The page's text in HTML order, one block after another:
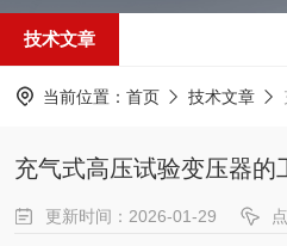
技术文章
当前位置： 首页 技术文章
充气式高压试验变压器的
更新时间：2026-01-29